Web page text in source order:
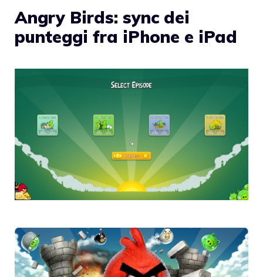
Angry Birds: sync dei
punteggi fra iPhone e iPad